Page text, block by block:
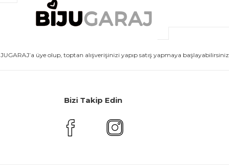
üye olup, toptan alışverişinizi yapıp satış yapmaya başlayabilirsiniz.
Bizi Takip Edin